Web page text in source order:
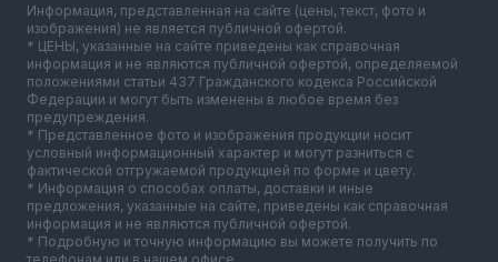
Информация, представленная на сайте (цены, текст, фото и
изображения) не является публичной офертой.
* ЦЕНЫ, указанные на сайте приведены как справочная
информация и не являются публичной офертой, определяемой
положениями статьи 437 Гражданского кодекса Российской
Федерации и могут быть изменены в любое время без
предупреждения.
* Представленное фото и изображения продукции носит
условный информационный характер и могут разниться с
фактической отгружаемой продукцией по форме и цвету.
* Информация о способах оплаты, доставки и иные
предложения, указанные на сайте, приведены как справочная
информация и не являются публичной офертой.
* Подробную и точную информацию вы можете получить по